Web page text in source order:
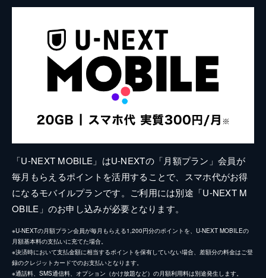
「U-NEXT MOBILE」はU-NEXTの「月額プラン」会員が
毎月もらえるポイントを活用することで、スマホ代がお得
になるモバイルプランです。ご利用には別途「U-NEXT M
OBILE」のお申し込みが必要となります。
※U-NEXTの月額プラン会員が毎月もらえる1,200円分のポイントを、U-NEXT MOBILEの
月額基本料の支払いに充てた場合。
※決済時において支払金額に相当するポイントを保有していない場合、差額分の料金はご登
録のクレジットカードでのお支払いとなります。
※通話料、SMS通信料、オプション（かけ放題など）の月額利用料は別途発生します。